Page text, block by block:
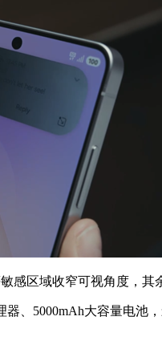
区域收窄可视角度，其
5000mAh大容量电池